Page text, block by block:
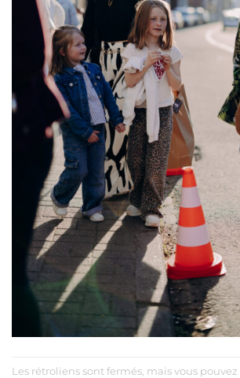
Les rétroliens sont fermés, mais vous pouvez